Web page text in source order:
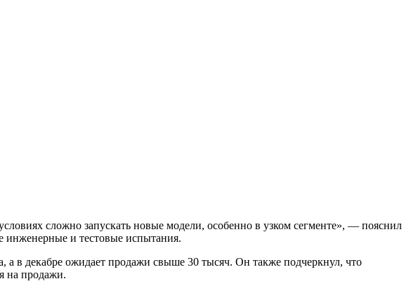
сложно запускать новые модели, особенно в узком сегменте», — пояснил
инженерные и тестовые испытания.
а в декабре ожидает продажи свыше 30 тысяч. Он также подчеркнул, что
на продажи.